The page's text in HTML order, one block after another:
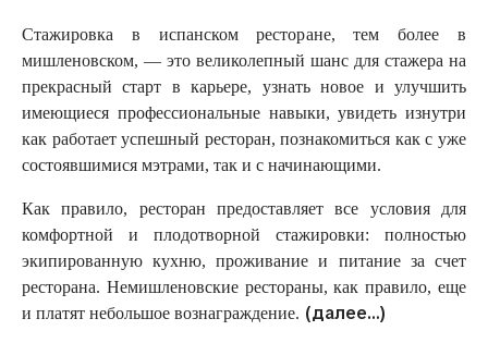
Стажировка в испанском ресторане, тем более в
мишленовском, — это великолепный шанс для стажера на
прекрасный старт в карьере, узнать новое и улучшить
имеющиеся профессиональные навыки, увидеть изнутри
как работает успешный ресторан, познакомиться как с уже
состоявшимися мэтрами, так и с начинающими.
Как правило, ресторан предоставляет все условия для
комфортной и плодотворной стажировки: полностью
экипированную кухню, проживание и питание за счет
ресторана. Немишленовские рестораны, как правило, еще
и платят небольшое вознаграждение. (далее…)